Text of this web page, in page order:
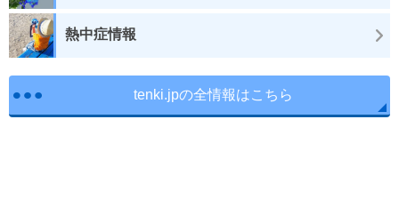
熱中症情報
tenki.jpの全情報はこちら